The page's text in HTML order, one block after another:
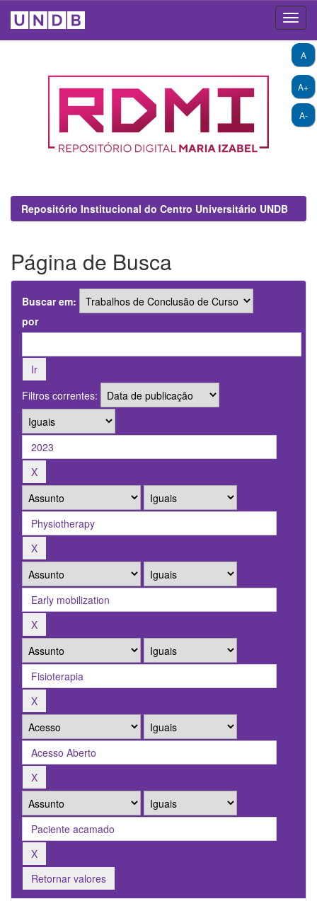
A+
A-
A
Repositório Institucional do Centro Universitário UNDB
Página de Busca
Buscar em:
por
Filtros correntes:
Retornar valores